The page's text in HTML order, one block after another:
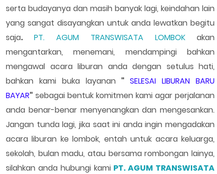
serta budayanya dan masih banyak lagi, keindahan lain
yang sangat disayangkan untuk anda lewatkan begitu
saja. PT. AGUM TRANSWISATA LOMBOK
akan
mengantarkan, menemani, mendampingi bahkan
mengawal acara liburan anda dengan setulus hati,
bahkan kami buka layanan " SELESAI LIBURAN BARU
BAYAR" sebagai bentuk komitmen kami agar perjalanan
anda benar-benar menyenangkan dan mengesankan.
Jangan tunda lagi, jika saat ini anda ingin mengadakan
acara liburan ke lombok, entah untuk acara keluarga,
sekolah, bulan madu, atau bersama rombongan lainya,
silahkan anda hubungi kami PT. AGUM TRANSWISATA